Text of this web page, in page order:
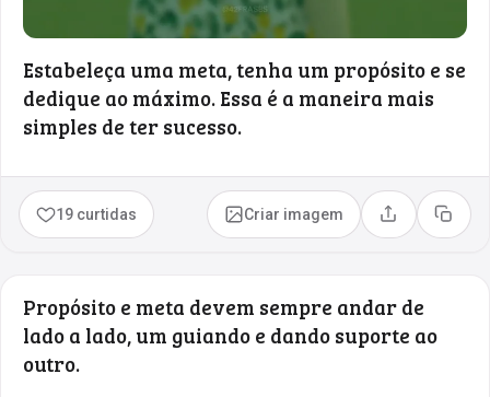
Estabeleça uma meta, tenha um propósito e se
dedique ao máximo. Essa é a maneira mais
simples de ter sucesso.
19 curtidas Criar imagem Compartilhar
Copiar
Propósito e meta devem sempre andar de
lado a lado, um guiando e dando suporte ao
outro.